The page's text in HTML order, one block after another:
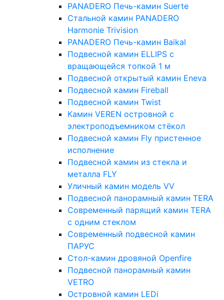
PANADERO Печь-камин Suerte
Стальной камин PANADERO
Harmonie Trivision
PANADERO Печь-камин Baikal
Подвесной камин ELLIPS с
вращающейся топкой 1 м
Подвесной открытый камин Eneva
Подвесной камин Fireball
Подвесной камин Twist
Камин VEREN островной с
электроподъемником стёкол
Подвесной камин Fly пристенное
исполнение
Подвесной камин из стекла и
металла FLY
Уличный камин модель VV
Подвесной панорамный камин TERA
Современный парящий камин TERA
с одним стеклом
Современный подвесной камин
ПАРУС
Стол-камин дровяной Openfire
Подвесной панорамный камин
VETRO
Островной камин LEDi